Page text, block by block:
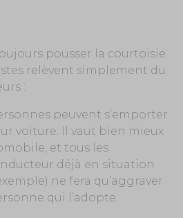
pousser la courtoisie
relèvent simplement du
:
peuvent s’emporter
voiture. Il vaut bien mieux
et tous les
déjà en situation
ne fera qu’aggraver
qui l’adopte.